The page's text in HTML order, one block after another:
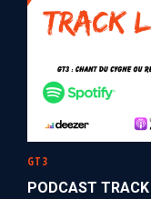
GT3
PODCAST